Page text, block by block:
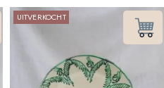
UITVERKOCHT